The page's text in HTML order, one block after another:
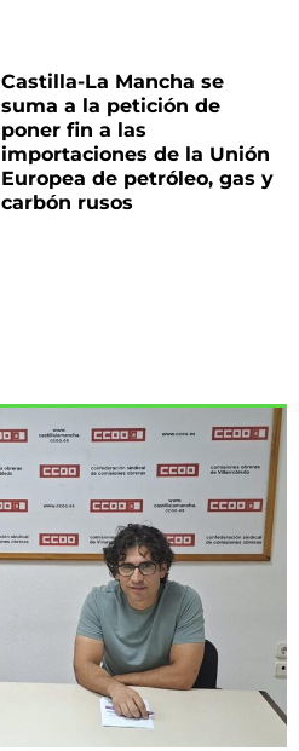
Castilla-La Mancha se
suma a la petición de
poner fin a las
importaciones de la Unión
Europea de petróleo, gas y
carbón rusos